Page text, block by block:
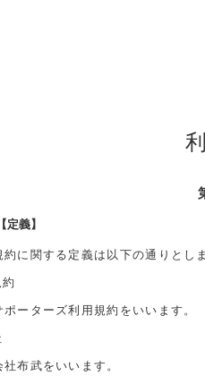
定義】
約に関する定義は以下の通りとし
ポーターズ利用規約をいいます。
社布武をいいます。